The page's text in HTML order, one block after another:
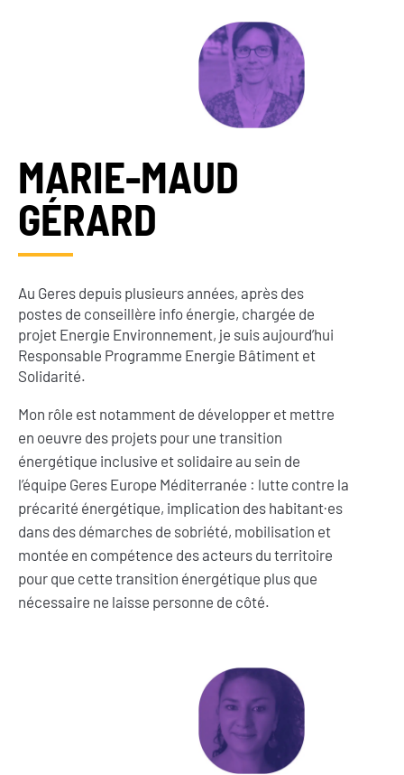
MARIE-MAUD
GÉRARD
Au Geres depuis plusieurs années, après des
postes de conseillère info énergie, chargée de
projet Energie Environnement, je suis aujourd’hui
Responsable Programme Energie Bâtiment et
Solidarité.
Mon rôle est notamment de développer et mettre
en oeuvre des projets pour une transition
énergétique inclusive et solidaire au sein de
l’équipe Geres Europe Méditerranée : lutte contre la
précarité énergétique, implication des habitant·es
dans des démarches de sobriété, mobilisation et
montée en compétence des acteurs du territoire
pour que cette transition énergétique plus que
nécessaire ne laisse personne de côté.